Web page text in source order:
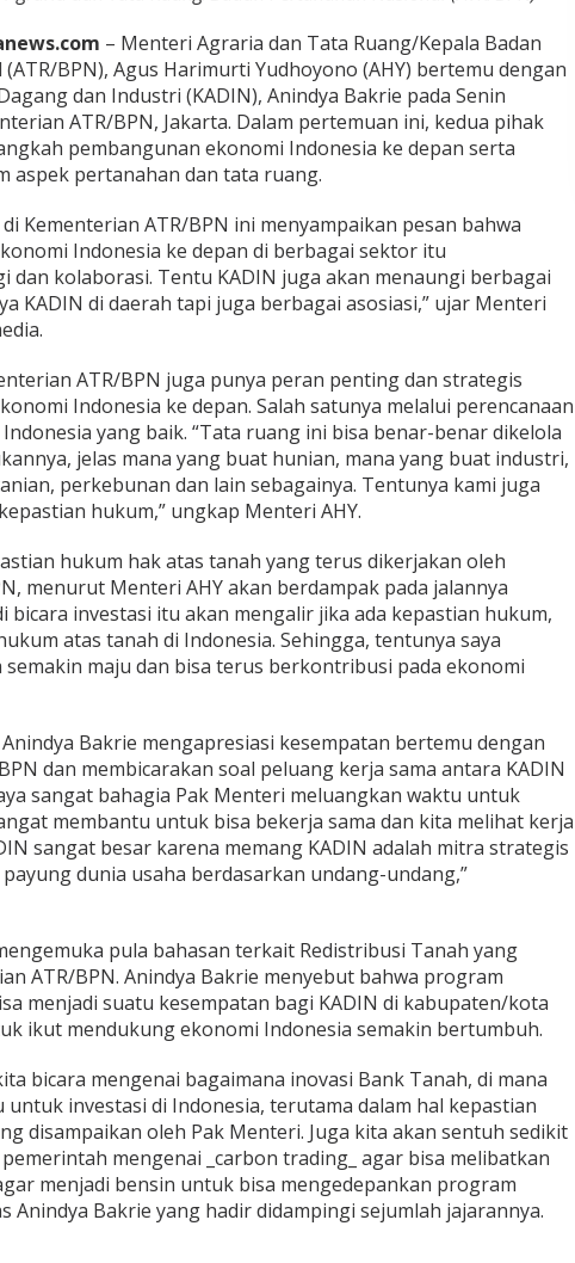
– Menteri Agraria dan Tata Ruang/Kepala Badan
BPN), Agus Harimurti Yudhoyono (AHY) bertemu dengan
dan Industri (KADIN), Anindya Bakrie pada Senin
ATR/BPN, Jakarta. Dalam pertemuan ini, kedua pihak
pembangunan ekonomi Indonesia ke depan serta
aspek pertanahan dan tata ruang.
Kementerian ATR/BPN ini menyampaikan pesan bahwa
Indonesia ke depan di berbagai sektor itu
dan kolaborasi. Tentu KADIN juga akan menaungi berbagai
KADIN di daerah tapi juga berbagai asosiasi,” ujar Menteri
ATR/BPN juga punya peran penting dan strategis
Indonesia ke depan. Salah satunya melalui perencanaan
yang baik. “Tata ruang ini bisa benar-benar dikelola
jelas mana yang buat hunian, mana yang buat industri,
perkebunan dan lain sebagainya. Tentunya kami juga
hukum,” ungkap Menteri AHY.
hukum hak atas tanah yang terus dikerjakan oleh
menurut Menteri AHY akan berdampak pada jalannya
bicara investasi itu akan mengalir jika ada kepastian hukum,
atas tanah di Indonesia. Sehingga, tentunya saya
semakin maju dan bisa terus berkontribusi pada ekonomi
Bakrie mengapresiasi kesempatan bertemu dengan
dan membicarakan soal peluang kerja sama antara KADIN
sangat bahagia Pak Menteri meluangkan waktu untuk
membantu untuk bisa bekerja sama dan kita melihat kerja
sangat besar karena memang KADIN adalah mitra strategis
dunia usaha berdasarkan undang-undang,”
pula bahasan terkait Redistribusi Tanah yang
ATR/BPN. Anindya Bakrie menyebut bahwa program
menjadi suatu kesempatan bagi KADIN di kabupaten/kota
ikut mendukung ekonomi Indonesia semakin bertumbuh.
bicara mengenai bagaimana inovasi Bank Tanah, di mana
investasi di Indonesia, terutama dalam hal kepastian
disampaikan oleh Pak Menteri. Juga kita akan sentuh sedikit
mengenai _carbon trading_ agar bisa melibatkan
menjadi bensin untuk bisa mengedepankan program
Anindya Bakrie yang hadir didampingi sejumlah jajarannya.